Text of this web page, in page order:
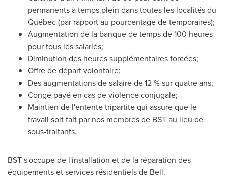
permanents à temps plein dans toutes les localités du
Québec (par rapport au pourcentage de temporaires);
Augmentation de la banque de temps de 100 heures
pour tous les salariés;
Diminution des heures supplémentaires forcées;
Offre de départ volontaire;
Des augmentations de salaire de 12 % sur quatre ans;
Congé payé en cas de violence conjugale;
Maintien de l'entente tripartite qui assure que le
travail soit fait par nos membres de BST au lieu de
sous-traitants.
BST s'occupe de l'installation et de la réparation des
équipements et services résidentiels de Bell.